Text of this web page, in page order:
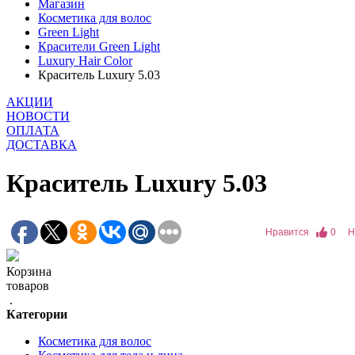
Магазин
Косметика для волос
Green Light
Красители Green Light
Luxury Hair Color
Краситель Luxury 5.03
АКЦИИ
НОВОСТИ
ОПЛАТА
ДОСТАВКА
Краситель Luxury 5.03
Нравится 0
Корзина
товаров
.
Категории
Косметика для волос